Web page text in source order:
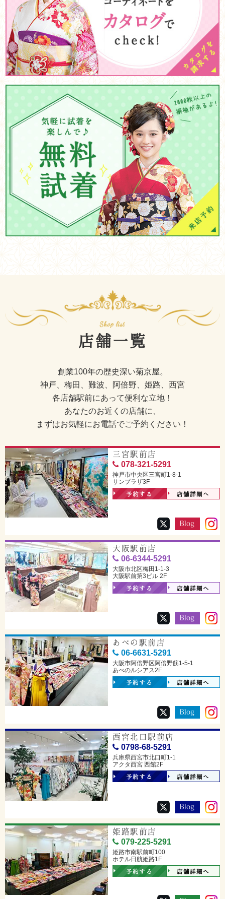
店舗一覧
創業100年の歴史深い菊京屋。
神戸、梅田、難波、阿倍野、姫路、西宮
各店舗駅前にあって便利な立地！
あなたのお近くの店舗に、
まずはお気軽にお電話でご予約ください！
三宮駅前店
078-321-5291
神戸市中央区三宮町1-8-1
サンプラザ3F
予約する 店舗詳細へ
大阪駅前店
06-6344-5291
大阪市北区梅田1-1-3
大阪駅前第3ビル 2F
予約する 店舗詳細へ
あべの駅前店
06-6631-5291
大阪市阿倍野区阿倍野筋1-5-1
あべのルシアス2F
予約する 店舗詳細へ
西宮北口駅前店
0798-68-5291
兵庫県西宮市北口町1-1
アクタ西宮 西館2F
予約する 店舗詳細へ
姫路駅前店
079-225-5291
姫路市南駅前町100
ホテル日航姫路1F
予約する 店舗詳細へ